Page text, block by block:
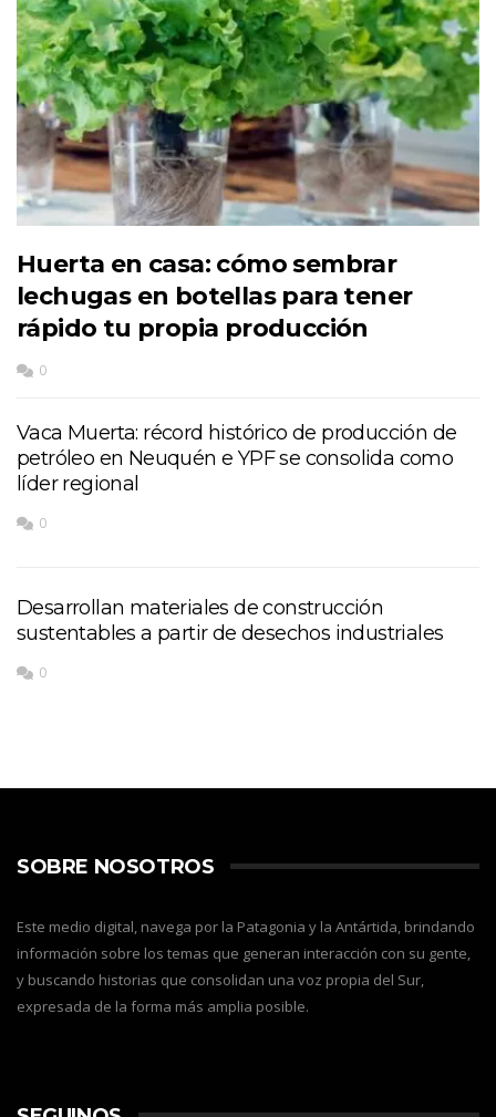
Huerta en casa: cómo sembrar
lechugas en botellas para tener
rápido tu propia producción
0
Vaca Muerta: récord histórico de producción de
petróleo en Neuquén e YPF se consolida como
líder regional
0
Desarrollan materiales de construcción
sustentables a partir de desechos industriales
0
SOBRE NOSOTROS
Este medio digital, navega por la Patagonia y la Antártida, brindando
información sobre los temas que generan interacción con su gente,
y buscando historias que consolidan una voz propia del Sur,
expresada de la forma más amplia posible.